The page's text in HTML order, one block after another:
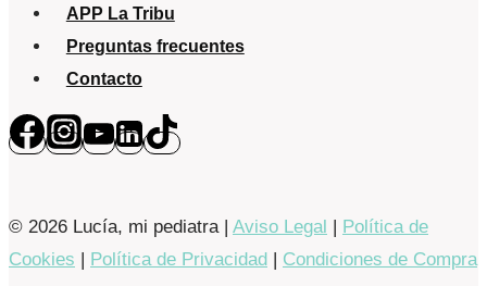
APP La Tribu
Preguntas frecuentes
Contacto
© 2026 Lucía, mi pediatra | Aviso Legal | Política de
Cookies | Política de Privacidad | Condiciones de Compra